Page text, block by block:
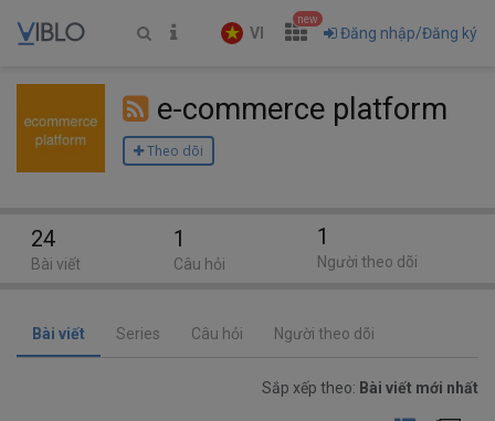
VI
new
Đăng nhập/Đăng ký
e-commerce platform
Theo dõi
Bài viết Series Câu hỏi Người theo dõi
Sắp xếp theo: Bài viết mới nhất
24
Bài viết
1
Câu hỏi
1
Người theo dõi